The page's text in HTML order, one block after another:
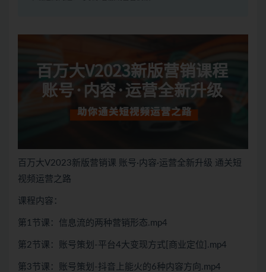
百万大V2023新版营销课 账号·内容·运营全新升级 通关短
视频运营之路
课程内容：
第1节课：信息流的两种营销形态.mp4
第2节课：账号策划-平台4大变现方式[商业定位].mp4
第3节课：账号策划-抖音上能火的6种内容方向.mp4